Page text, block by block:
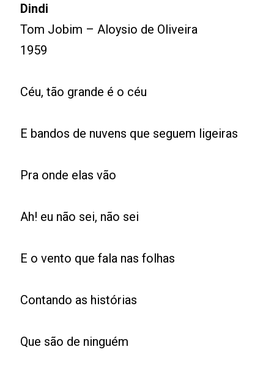
Dindi
Tom Jobim – Aloysio de Oliveira
1959
Céu, tão grande é o céu
E bandos de nuvens que seguem ligeiras
Pra onde elas vão
Ah! eu não sei, não sei
E o vento que fala nas folhas
Contando as histórias
Que são de ninguém